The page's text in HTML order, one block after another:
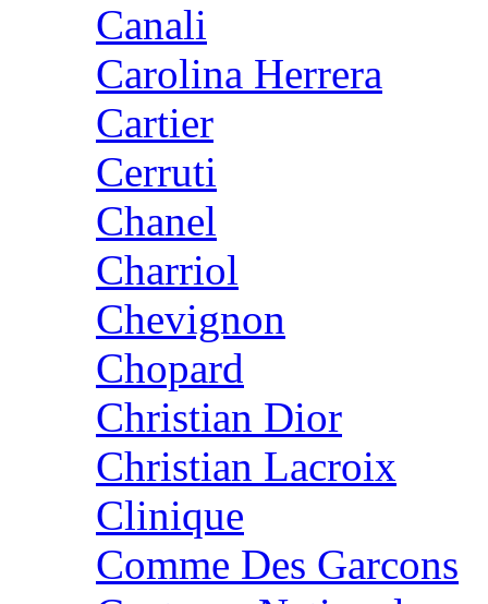
Canali
Carolina Herrera
Cartier
Cerruti
Chanel
Charriol
Chevignon
Chopard
Christian Dior
Christian Lacroix
Clinique
Comme Des Garcons